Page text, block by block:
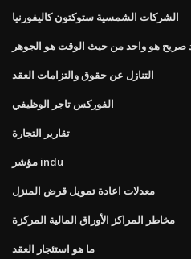
الشركات الشمسية ستوكتون كاليفورنيا
صريح هو واحد من حيث الوقت هو الجوهر
التنازل عن حقوق والتزامات العقد
الفوركس تاجر الوظيفي
تقارير التجارة
مؤشر indu
معدلات اعادة تمويل قرض المنزل
مخاطر المراكز الأوراق المالية المركزة
ما هو استئجار العقد